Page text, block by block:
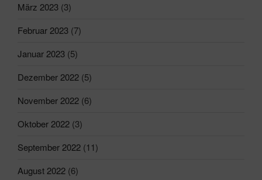
März 2023 (3)
Februar 2023 (7)
Januar 2023 (5)
Dezember 2022 (5)
November 2022 (6)
Oktober 2022 (3)
September 2022 (11)
August 2022 (6)